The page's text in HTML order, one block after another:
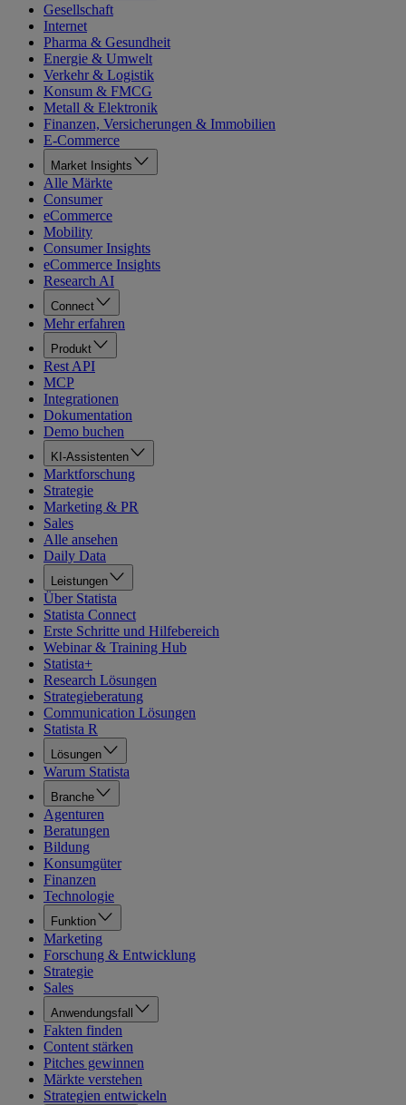
Gesellschaft
Internet
Pharma & Gesundheit
Energie & Umwelt
Verkehr & Logistik
Konsum & FMCG
Metall & Elektronik
Finanzen, Versicherungen & Immobilien
E-Commerce
Market Insights
Alle Märkte
Consumer
eCommerce
Mobility
Consumer Insights
eCommerce Insights
Research AI
Connect
Mehr erfahren
Produkt
Rest API
MCP
Integrationen
Dokumentation
Demo buchen
KI-Assistenten
Marktforschung
Strategie
Marketing & PR
Sales
Alle ansehen
Daily Data
Leistungen
Über Statista
Statista Connect
Erste Schritte und Hilfebereich
Webinar & Training Hub
Statista+
Research Lösungen
Strategieberatung
Communication Lösungen
Statista R
Lösungen
Warum Statista
Branche
Agenturen
Beratungen
Bildung
Konsumgüter
Finanzen
Technologie
Funktion
Marketing
Forschung & Entwicklung
Strategie
Sales
Anwendungsfall
Fakten finden
Content stärken
Pitches gewinnen
Märkte verstehen
Strategien entwickeln